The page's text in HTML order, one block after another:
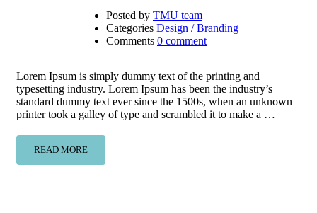
Posted by TMU team
Categories Design / Branding
Comments 0 comment
Lorem Ipsum is simply dummy text of the printing and
typesetting industry. Lorem Ipsum has been the industry’s
standard dummy text ever since the 1500s, when an unknown
printer took a galley of type and scrambled it to make a …
READ MORE